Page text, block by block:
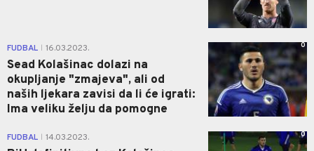
FUDBAL 16.03.2023.
Sead Kolašinac dolazi na
okupljanje "zmajeva", ali od
naših ljekara zavisi da li će igrati:
Ima veliku želju da pomogne
0
FUDBAL 14.03.2023. 0